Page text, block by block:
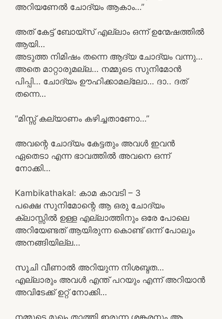
അറിയണേൽ ചോദ്യം ആകാം…”
അത് കേട്ട് ബോയ്സ് എല്ലാം ഒന്ന് ഉന്മേഷത്തിൽ
ആയി…
അടുത്ത നിമിഷം തന്നെ ആദ്യ ചോദ്യം വന്നു…
അതെ മാറ്റാരുമല്ല… നമ്മുടെ സുനിമോൻ
പിപ്പി… ചോദ്യം ഊഹിക്കാമല്ലോ… ദാ.. ദത്
തന്നെ…
“മിസ്സ്‌ കല്യാണം കഴിച്ചതാണോ…”
അവന്റെ ചോദ്യം കേട്ടതും അവൾ ഇവൻ
ഏതെടാ എന്ന ഭാവത്തിൽ അവനെ ഒന്ന്
നോക്കി…
Kambikathakal: കാമ കാവടി – 3
പക്ഷെ സുനിമോന്റെ ആ ഒരു ചോദ്യം
ക്ലാസ്സിൽ ഉള്ള എല്ലാത്തിനും ഒരേ പോലെ
അറിയേണ്ടത് ആയിരുന്ന കൊണ്ട് ഒന്ന് പോലും
അനങ്ങിയില്ല…
സൂചി വീണാൽ അറിയുന്ന നിശബ്ദത…
എല്ലാരും അവൾ എന്ത് പറയും എന്ന് അറിയാൻ
അവിടേക്ക് ഉറ്റ് നോക്കി…
നമ്മുടെ മുഖം താത്തി ഇരുന്ന ശങ്കരനും ആ